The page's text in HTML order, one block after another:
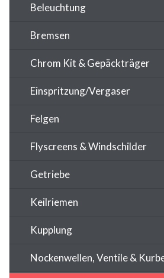
Beleuchtung
Bremsen
Chrom Kit & Gepäckträger
Einspritzung/Vergaser
Felgen
Flyscreens & Windschilder
Getriebe
Keilriemen
Kupplung
Nockenwellen, Ventile &